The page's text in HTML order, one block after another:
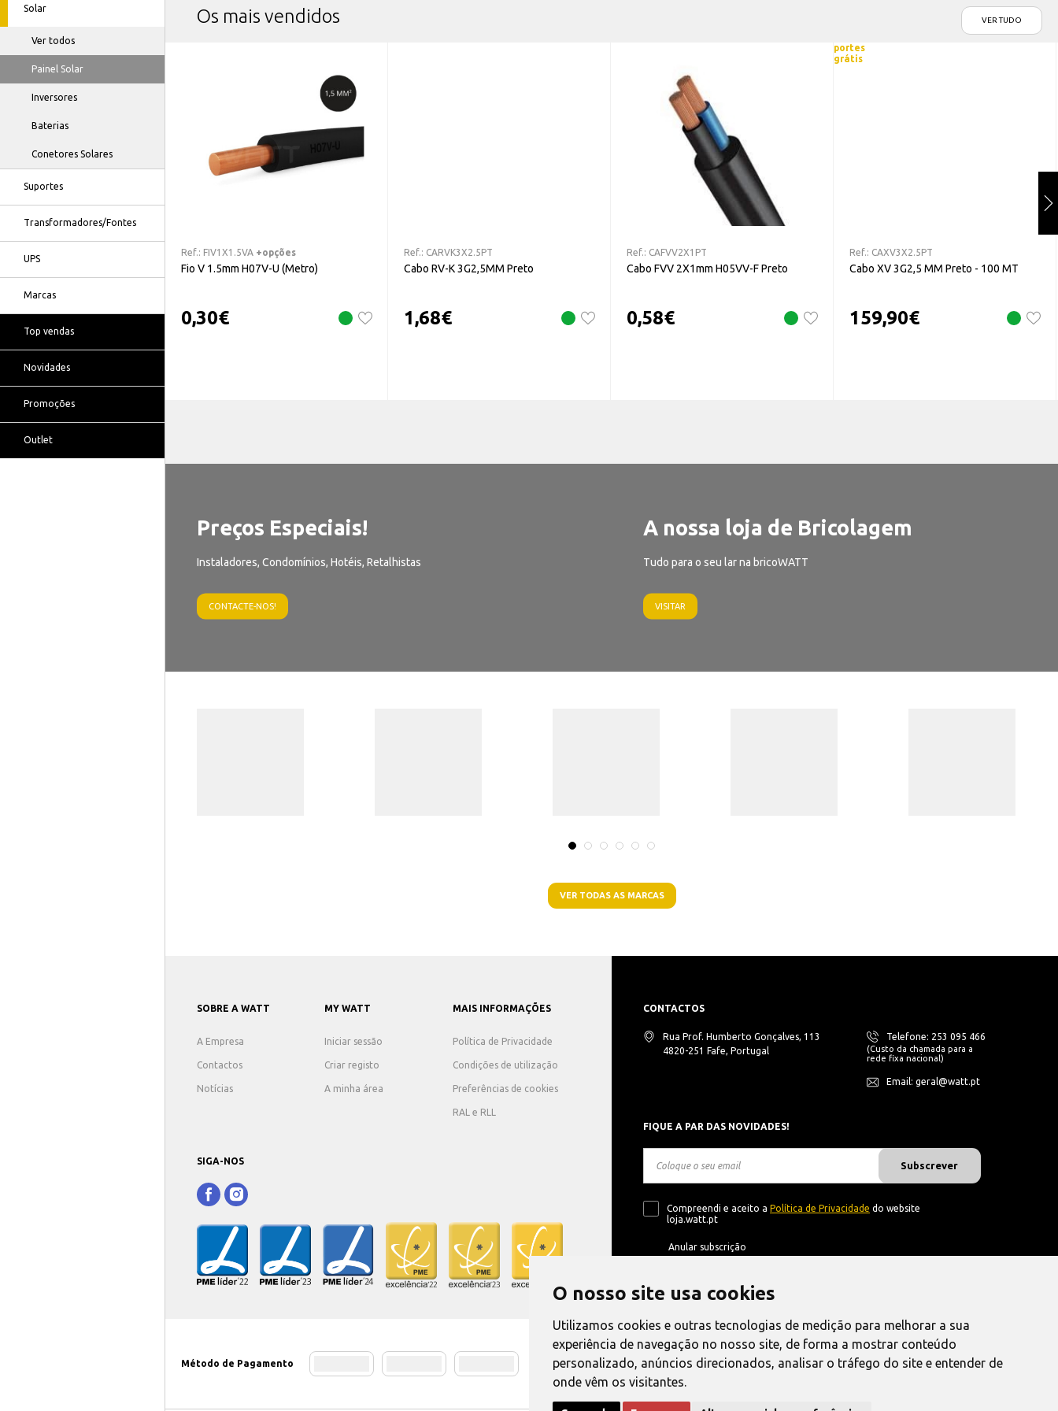
O nosso site usa cookies
Utilizamos cookies e outras tecnologias de medição para melhorar a sua
experiência de navegação no nosso site, de forma a mostrar conteúdo
personalizado, anúncios direcionados, analisar o tráfego do site e entender de
onde vêm os visitantes.
Solar
Ver todos
Painel Solar
Inversores
Baterias
Conetores Solares
Suportes
Transformadores/Fontes
UPS
Marcas
Top vendas
Novidades
Promoções
Outlet
Os mais vendidos VER TUDO
Ref.: FIV1X1.5VA +opções
Fio V 1.5mm H07V-U (Metro)
0,30€
Ref.: CARVK3X2.5PT
Cabo RV-K 3G2,5MM Preto
1,68€
Ref.: CAFVV2X1PT
Cabo FVV 2X1mm H05VV-F Preto
0,58€
portes
grátis
Ref.: CAXV3X2.5PT
Cabo XV 3G2,5 MM Preto - 100 MT
159,90€
Preços Especiais!
Instaladores, Condomínios, Hotéis, Retalhistas
CONTACTE-NOS!
A nossa loja de Bricolagem
Tudo para o seu lar na bricoWATT
VISITAR
VER TODAS AS MARCAS
SOBRE A WATT
A Empresa
Contactos
Notícias
MY WATT
Iniciar sessão
Criar registo
A minha área
MAIS INFORMAÇÕES
Política de Privacidade
Condições de utilização
Preferências de cookies
RAL e RLL
SIGA-NOS
CONTACTOS
Rua Prof. Humberto Gonçalves, 113
4820-251 Fafe, Portugal
Telefone: 253 095 466
(Custo da chamada para a
rede fixa nacional)
Email: geral@watt.pt
FIQUE A PAR DAS NOVIDADES!
Subscrever
Compreendi e aceito a Política de Privacidade do website
loja.watt.pt
Anular subscrição
Método de Pagamento Método de Envio